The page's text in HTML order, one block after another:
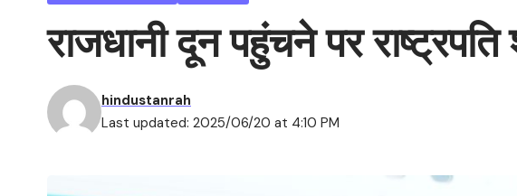
राजधानी दून पहुंचने पर राष्ट्रपति
Last updated: 2025/06/20 at 4:10 PM
hindustanrah